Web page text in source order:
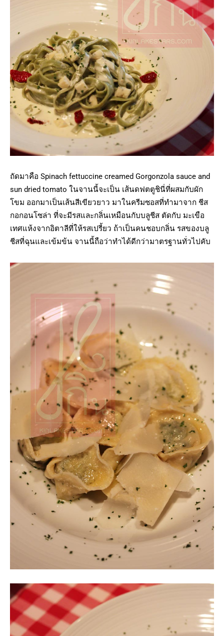
ถัดมาคือ Spinach fettuccine creamed Gorgonzola sauce and
sun dried tomato ในจานนี้จะเป็น เส้นดฟตตูชินี่ที่ผสมกับผัก
โขม ออกมาเป็นเส้นสีเขียวยาว มาในครีมซอสที่ทำมาจาก ชีส
กอกอนโซล่า ที่จะมีรสและกลิ่นเหมือนกับบลูชีส ตัดกับ มะเขือ
เทศแห้งจากอิตาลีที่ให้รสเปรี้ยว ถ้าเป็นคนชอบกลิ่น รสของบลู
ชีสที่ฉุนและเข้มข้น จานนี้ถือว่าทำได้ดีกว่ามาตรฐานทั่วไปคับ